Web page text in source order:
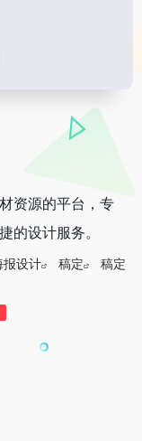
资源的平台，专
的设计服务。
报设计 稿定
稿定